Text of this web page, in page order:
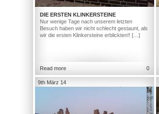
DIE ERSTEN KLINKERSTEINE
Nur wenige Tage nach unserem letzten
Besuch haben wir nicht schlecht gestaunt, als
wir die ersten Klinkersteine erblickten!! […]
Read more 0
9th März 14